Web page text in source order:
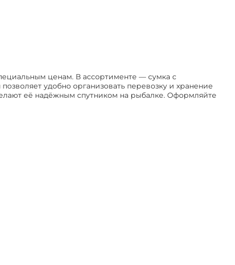
ценам. В ассортименте — сумка с
удобно организовать перевозку и хранение
её надёжным спутником на рыбалке. Оформляйте